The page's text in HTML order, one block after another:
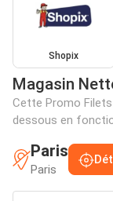
Shopix
Magasin
Cette Promo
dessous en
Paris
Paris